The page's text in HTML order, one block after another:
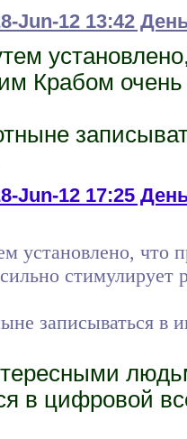
Jun-12 13:42
Крабом
Jun-12 17:25
установлено, что
стимулирует
записываться в
в цифровой